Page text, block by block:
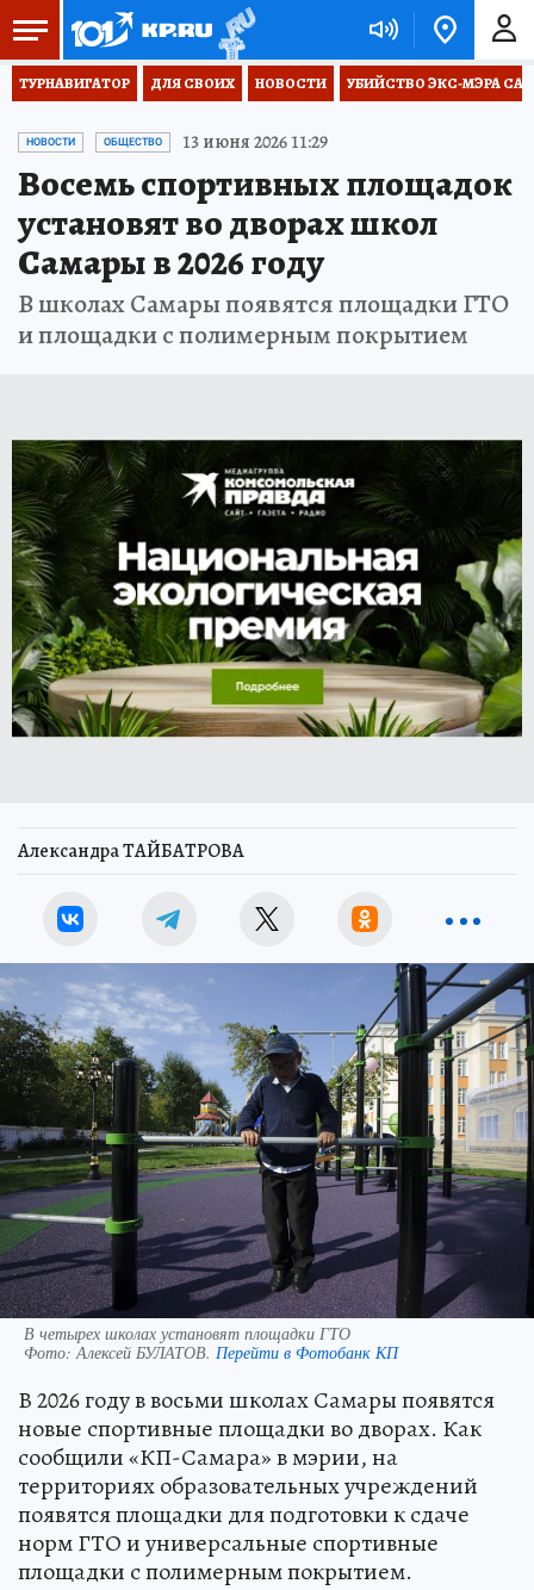
ТУРНАВИГАТОР ДЛЯ СВОИХ НОВОСТИ УБИЙСТВО ЭКС-МЭРА
НОВОСТИ ОБЩЕСТВО 13 июня 2026 11:29
Восемь спортивных площадок
установят во дворах школ
Самары в 2026 году
В школах Самары появятся площадки ГТО
и площадки с полимерным покрытием
Александра ТАЙБАТРОВА
В четырех школах установят площадки ГТО
Фото:Алексей БУЛАТОВ. Перейти в Фотобанк КП
В 2026 году в восьми школах Самары появятся
новые спортивные площадки во дворах. Как
сообщили «КП-Самара» в мэрии, на
территориях образовательных учреждений
появятся площадки для подготовки к сдаче
норм ГТО и универсальные спортивные
площадки с полимерным покрытием.